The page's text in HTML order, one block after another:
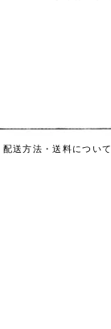
配送方法・送料につい